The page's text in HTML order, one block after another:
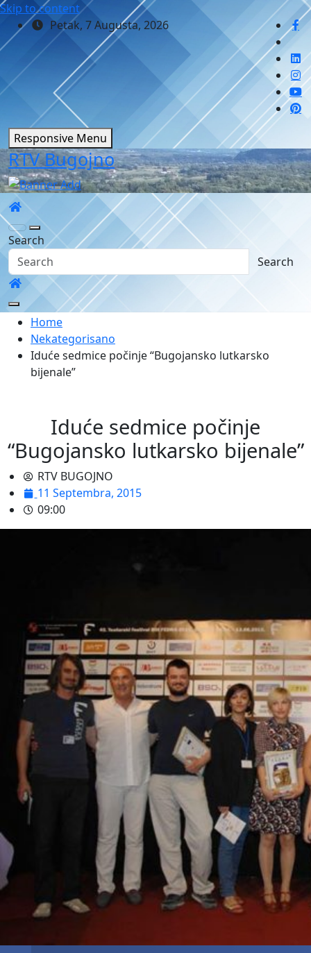
Skip to content
Petak, 7 Augusta, 2026
Responsive Menu
RTV Bugojno
Search
Search
Home
Nekategorisano
Iduće sedmice počinje “Bugojansko lutkarsko
bijenale”
Iduće sedmice počinje
“Bugojansko lutkarsko bijenale”
RTV BUGOJNO
11 Septembra, 2015
09:00